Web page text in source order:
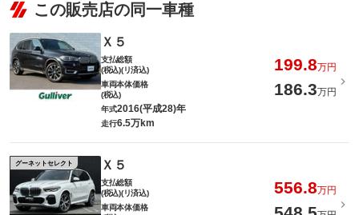
この販売店の同一車種
Ｘ５
支払総額
(税込)(リ済込)
199.8万円
車両本体価格
(税込)
186.3万円
年式2016(平成28)年
走行6.5万km
グーネットセレクト Ｘ５
支払総額
(税込)(リ済込)
556.8万円
車両本体価格